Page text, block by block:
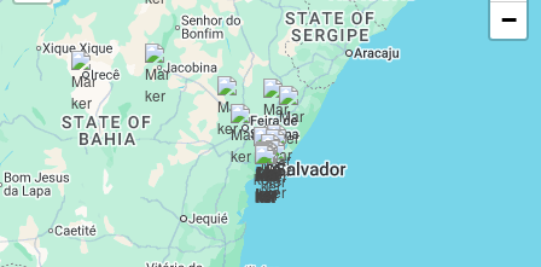
−